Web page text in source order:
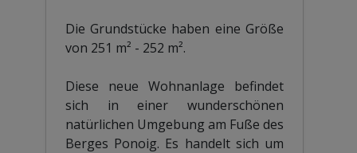
Die Grundstücke haben eine Größe
von 251 m² - 252 m².
Diese neue Wohnanlage befindet
sich in einer wunderschönen
natürlichen Umgebung am Fuße des
Berges Ponoig. Es handelt sich um